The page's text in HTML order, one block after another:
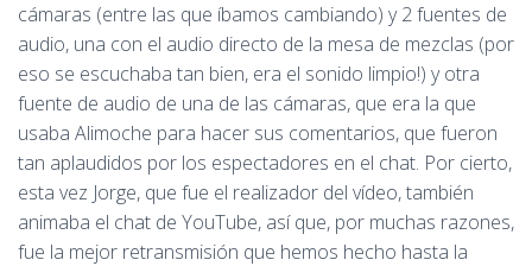
cámaras (entre las que íbamos cambiando) y 2 fuentes de
audio, una con el audio directo de la mesa de mezclas (por
eso se escuchaba tan bien, era el sonido limpio!) y otra
fuente de audio de una de las cámaras, que era la que
usaba Alimoche para hacer sus comentarios, que fueron
tan aplaudidos por los espectadores en el chat. Por cierto,
esta vez Jorge, que fue el realizador del vídeo, también
animaba el chat de YouTube, así que, por muchas razones,
fue la mejor retransmisión que hemos hecho hasta la